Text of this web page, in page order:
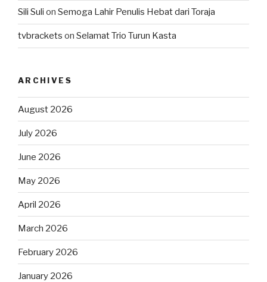
Sili Suli on Semoga Lahir Penulis Hebat dari Toraja
tvbrackets on Selamat Trio Turun Kasta
ARCHIVES
August 2026
July 2026
June 2026
May 2026
April 2026
March 2026
February 2026
January 2026